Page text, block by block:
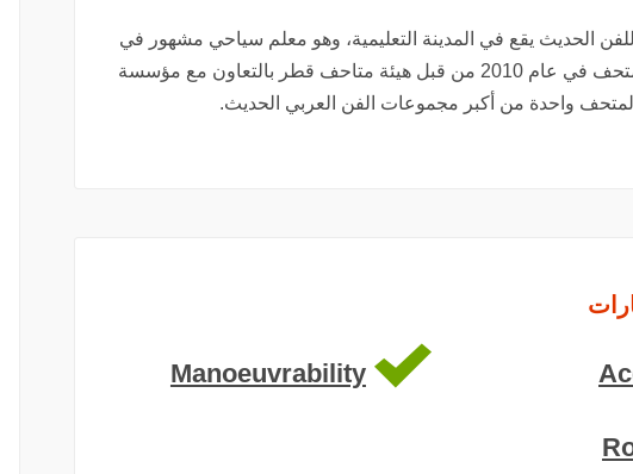
الحديث يقع في المدينة التعليمية، وهو معلم سياحي مشهور في
الدوحة أنشئ المتحف في عام 2010 من قبل هيئة متاحف قطر بالتعاون مع مؤسسة
واحدة من أكبر مجموعات الفن العربي الحديث.
Manoeuvrability